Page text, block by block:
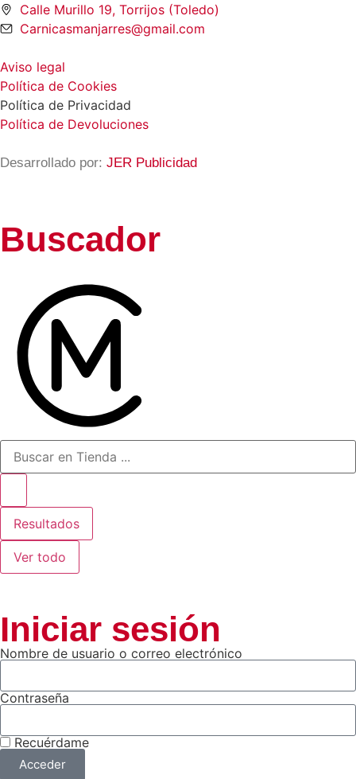
Calle Murillo 19, Torrijos (Toledo)
Carnicasmanjarres@gmail.com
Aviso legal
Política de Cookies
Política de Privacidad
Política de Devoluciones
Desarrollado por: JER Publicidad
Buscador
Resultados
Ver todo
Iniciar sesión
Nombre de usuario o correo electrónico
Contraseña
Recuérdame
Acceder